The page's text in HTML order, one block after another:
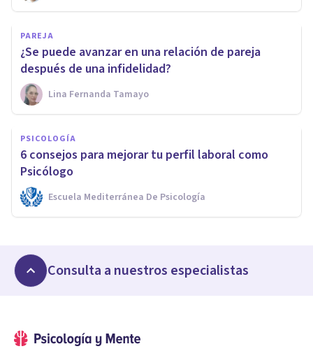
PAREJA
¿Se puede avanzar en una relación de pareja
después de una infidelidad?
Lina Fernanda Tamayo
PSICOLOGÍA
6 consejos para mejorar tu perfil laboral como
Psicólogo
Escuela Mediterránea De Psicología
Consulta a nuestros especialistas